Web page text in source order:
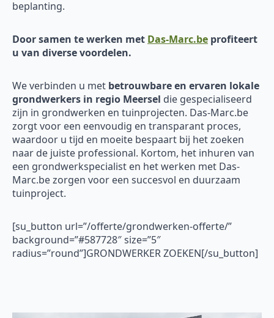
beplanting.
Door samen te werken met Das-Marc.be profiteert
u van diverse voordelen.
We verbinden u met betrouwbare en ervaren lokale
grondwerkers in regio Meersel die gespecialiseerd
zijn in grondwerken en tuinprojecten. Das-Marc.be
zorgt voor een eenvoudig en transparant proces,
waardoor u tijd en moeite bespaart bij het zoeken
naar de juiste professional. Kortom, het inhuren van
een grondwerkspecialist en het werken met Das-
Marc.be zorgen voor een succesvol en duurzaam
tuinproject.
[su_button url=”/offerte/grondwerken-offerte/”
background=”#587728″ size=”5″
radius=”round”]GRONDWERKER ZOEKEN[/su_button]